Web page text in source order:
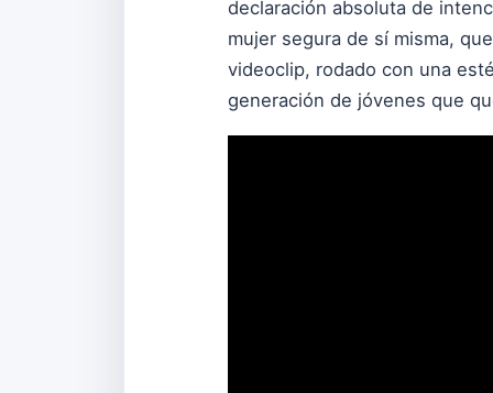
declaración absoluta de
mujer segura de sí misma,
videoclip, rodado con una
generación de jóvenes que